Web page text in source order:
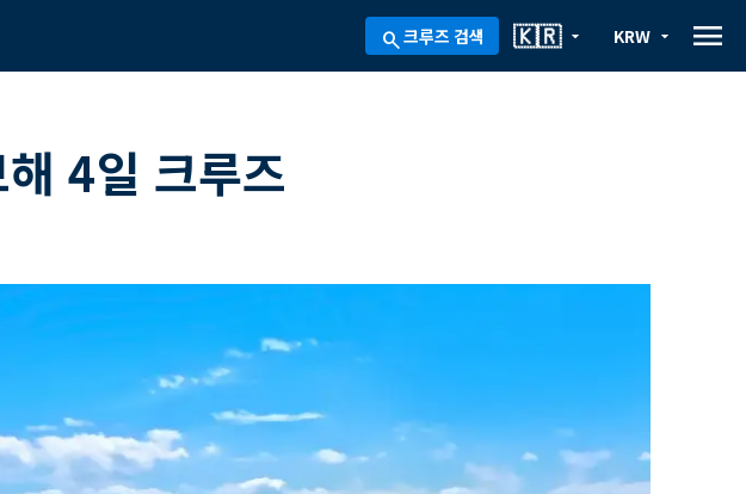
search크루즈 검색 arrow_drop_down
🇰🇷 arrow_drop_down
KRW menu
4일 크루즈